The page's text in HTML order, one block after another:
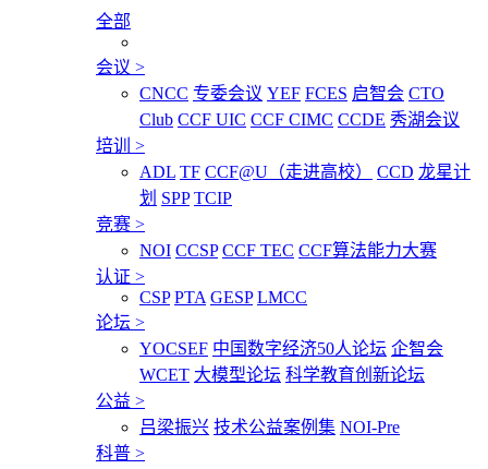
全部
会议 >
CNCC 专委会议 YEF FCES 启智会 CTO
Club CCF UIC CCF CIMC CCDE 秀湖会议
培训 >
ADL TF CCF@U（走进高校） CCD 龙星计
划 SPP TCIP
竞赛 >
NOI CCSP CCF TEC CCF算法能力大赛
认证 >
CSP PTA GESP LMCC
论坛 >
YOCSEF 中国数字经济50人论坛 企智会
WCET 大模型论坛 科学教育创新论坛
公益 >
吕梁振兴 技术公益案例集 NOI-Pre
科普 >